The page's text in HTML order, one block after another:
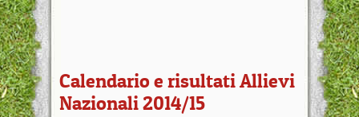
Calendario e risultati Allievi
Nazionali 2014/15